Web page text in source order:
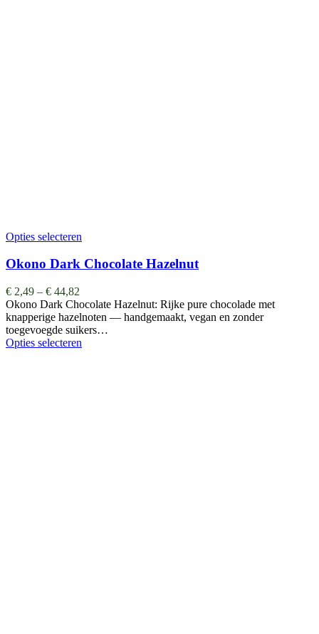
Opties selecteren
Okono Dark Chocolate Hazelnut
€ 2,49 – € 44,82
Okono Dark Chocolate Hazelnut: Rijke pure chocolade met
knapperige hazelnoten — handgemaakt, vegan en zonder
toegevoegde suikers…
Opties selecteren